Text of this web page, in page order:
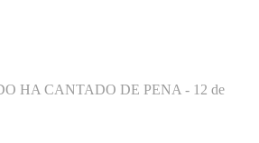
HA CANTADO DE PENA - 12 de